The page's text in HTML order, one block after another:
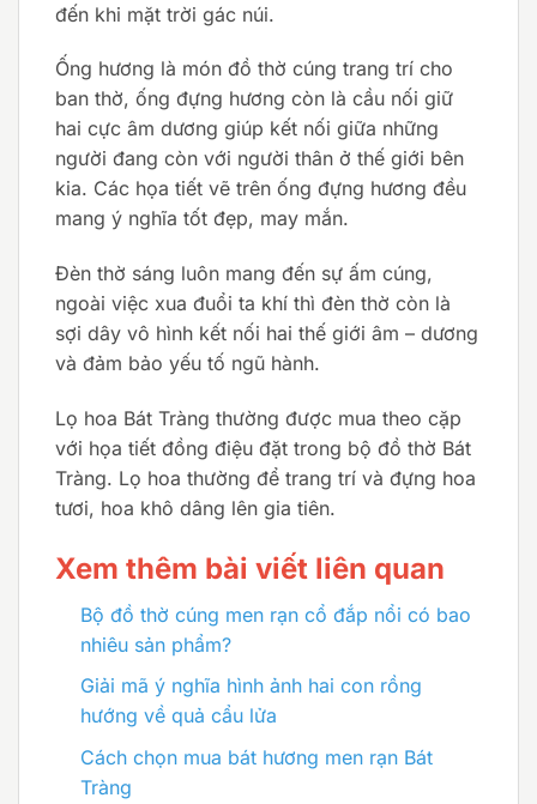
đến khi mặt trời gác núi.
Ống hương là món đồ thờ cúng trang trí cho
ban thờ, ống đựng hương còn là cầu nối giữ
hai cực âm dương giúp kết nối giữa những
người đang còn với người thân ở thế giới bên
kia. Các họa tiết vẽ trên ống đựng hương đều
mang ý nghĩa tốt đẹp, may mắn.
Đèn thờ sáng luôn mang đến sự ấm cúng,
ngoài việc xua đuổi ta khí thì đèn thờ còn là
sợi dây vô hình kết nối hai thế giới âm – dương
và đảm bảo yếu tố ngũ hành.
Lọ hoa Bát Tràng thường được mua theo cặp
với họa tiết đồng điệu đặt trong bộ đồ thờ Bát
Tràng. Lọ hoa thường để trang trí và đựng hoa
tươi, hoa khô dâng lên gia tiên.
Xem thêm bài viết liên quan
Bộ đồ thờ cúng men rạn cổ đắp nổi có bao
nhiêu sản phẩm?
Giải mã ý nghĩa hình ảnh hai con rồng
hướng về quả cẩu lửa
Cách chọn mua bát hương men rạn Bát
Tràng